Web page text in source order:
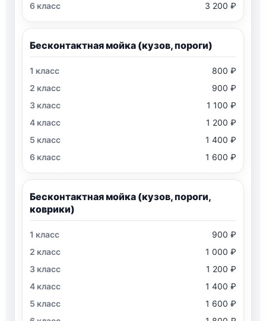
3 200 ₽
Бесконтактная мойка (кузов, пороги)
800 ₽
900 ₽
1 100 ₽
1 200 ₽
1 400 ₽
1 600 ₽
Бесконтактная мойка (кузов, пороги,
коврики)
900 ₽
1 000 ₽
1 200 ₽
1 400 ₽
1 600 ₽